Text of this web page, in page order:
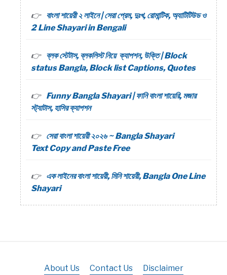
বাংলা শায়েরী ২ লাইনে | সেরা প্রেম, দুঃখ, রোমান্টিক, অ্যাটিটিউড ও
2 Line Shayari in Bengali
ব্লক স্টেটাস, ব্লকলিস্ট নিয়ে ক্যাপশন, উক্তি | Block
status Bangla, Block list Captions, Quotes
Funny Bangla Shayari | ফানি বাংলা শায়েরি, মজার
স্ট্যাটাস, হাসির ক্যাপশন
সেরা বাংলা শায়েরী ২০২৬ ~ Bangla Shayari
Text Copy and Paste Free
এক লাইনের বাংলা শায়েরী, মিনি শায়েরী, Bangla One Line
Shayari
About Us Contact Us Disclaimer